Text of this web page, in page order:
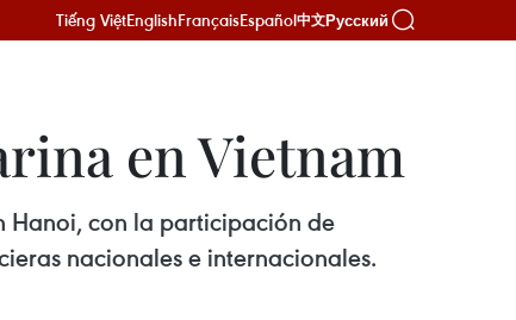
Tiếng ViệtEnglishFrançaisEspañol中文Русский
en Vietnam
Hanoi, con la participación de
nacionales e internacionales.